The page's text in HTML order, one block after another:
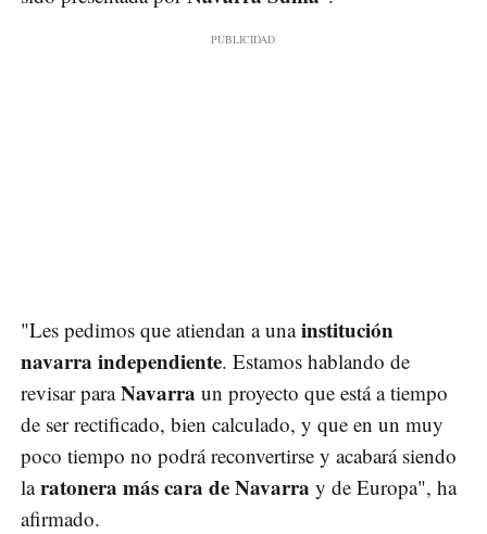
"Les pedimos que atiendan a unainstitución
navarra independiente. Estamos hablando de
revisar paraNavarra un proyecto que está a tiempo
de ser rectificado, bien calculado, y que en un muy
poco tiempo no podrá reconvertirse y acabará siendo
laratonera más cara de Navarra y de Europa", ha
afirmado.